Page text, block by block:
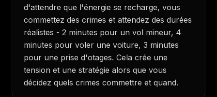
d'attendre que l'énergie se recharge, vous
commettez des crimes et attendez des durées
réalistes - 2 minutes pour un vol mineur, 4
minutes pour voler une voiture, 3 minutes
pour une prise d'otages. Cela crée une
tension et une stratégie alors que vous
décidez quels crimes commettre et quand.